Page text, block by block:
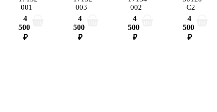
001
4
500
₽
003
4
500
₽
002
4
500
₽
C2
4
500
₽